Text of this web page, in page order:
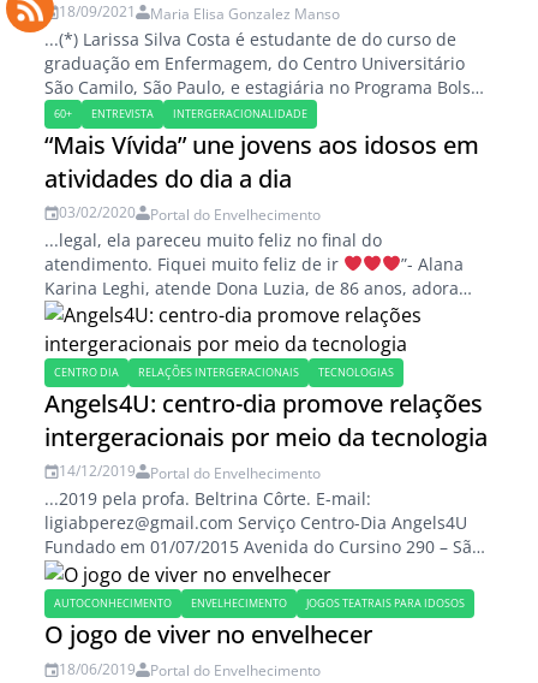
18/09/2021 Maria Elisa Gonzalez Manso
...(*) Larissa Silva Costa é estudante de do curso de
graduação em Enfermagem, do Centro Universitário
São Camilo, São Paulo, e estagiária no Programa Bolsa
Talento. Foto de Matt Barnard no Pexels
https://edicoes.portaldoenvelhecimento .com
to/estimulacao-cognitiva-introducao/...
60+ ENTREVISTA INTERGERACIONALIDADE
“Mais Vívida” une jovens aos idosos em
atividades do dia a dia
03/02/2020 Portal do Envelhecimento
...legal, ela pareceu muito feliz no final do
atendimento. Fiquei muito feliz de ir
”- Alana
Karina Leghi, atende Dona Luzia, de 86 anos, adora
jogar cartas e jogosdetabuleiro...
CENTRO DIA RELAÇÕES INTERGERACIONAIS TECNOLOGIAS
Angels4U: centro-dia promove relações
intergeracionais por meio da tecnologia
14/12/2019 Portal do Envelhecimento
...2019 pela profa. Beltrina Côrte. E-mail:
ligiabperez@gmail.com Serviço Centro-Dia Angels4U
Fundado em 01/07/2015 Avenida do Cursino 290 – São
Paulo Fone: (11) 5062-2916 Informações:
contato@angels4u.com.br
http://www.angels4u.com.br/ Saiba mais em:
https://edicoes.portaldoenvelhecimento
s/...
AUTOCONHECIMENTO ENVELHECIMENTO JOGOS TEATRAIS PARA IDOSOS
O jogo de viver no envelhecer
18/06/2019 Portal do Envelhecimento